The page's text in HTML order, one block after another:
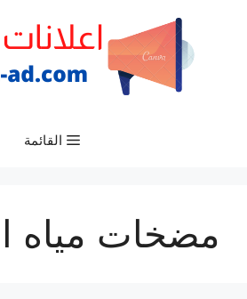
القائمة
مضخات مياه